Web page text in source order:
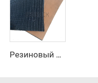
Резиновый конвейерный ремень с шероховатой верхней поверхностью